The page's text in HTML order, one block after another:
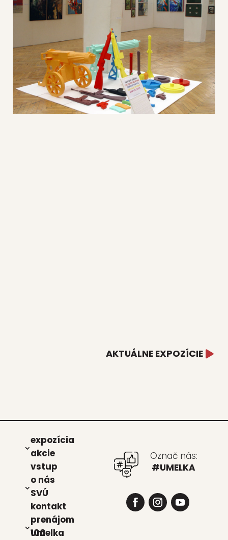
AKTUÁLNE EXPOZÍCIE
expo­zí­cia
akcie
vstup
o nás
SVÚ
kon­takt
pre­ná­jom
Umel­ka 100
Označ nás:
#UMELKA